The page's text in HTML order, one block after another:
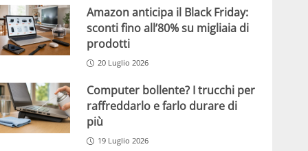
Amazon anticipa il Black Friday:
sconti fino all’80% su migliaia di
prodotti
20 Luglio 2026
Computer bollente? I trucchi per
raffreddarlo e farlo durare di
più
19 Luglio 2026